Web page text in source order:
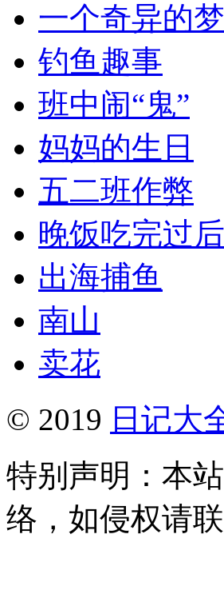
一个奇异的梦
钓鱼趣事
班中闹“鬼”
妈妈的生日
五二班作弊
晚饭吃完过后
出海捕鱼
南山
卖花
© 2019 日记大
特别声明：本
络，如侵权请